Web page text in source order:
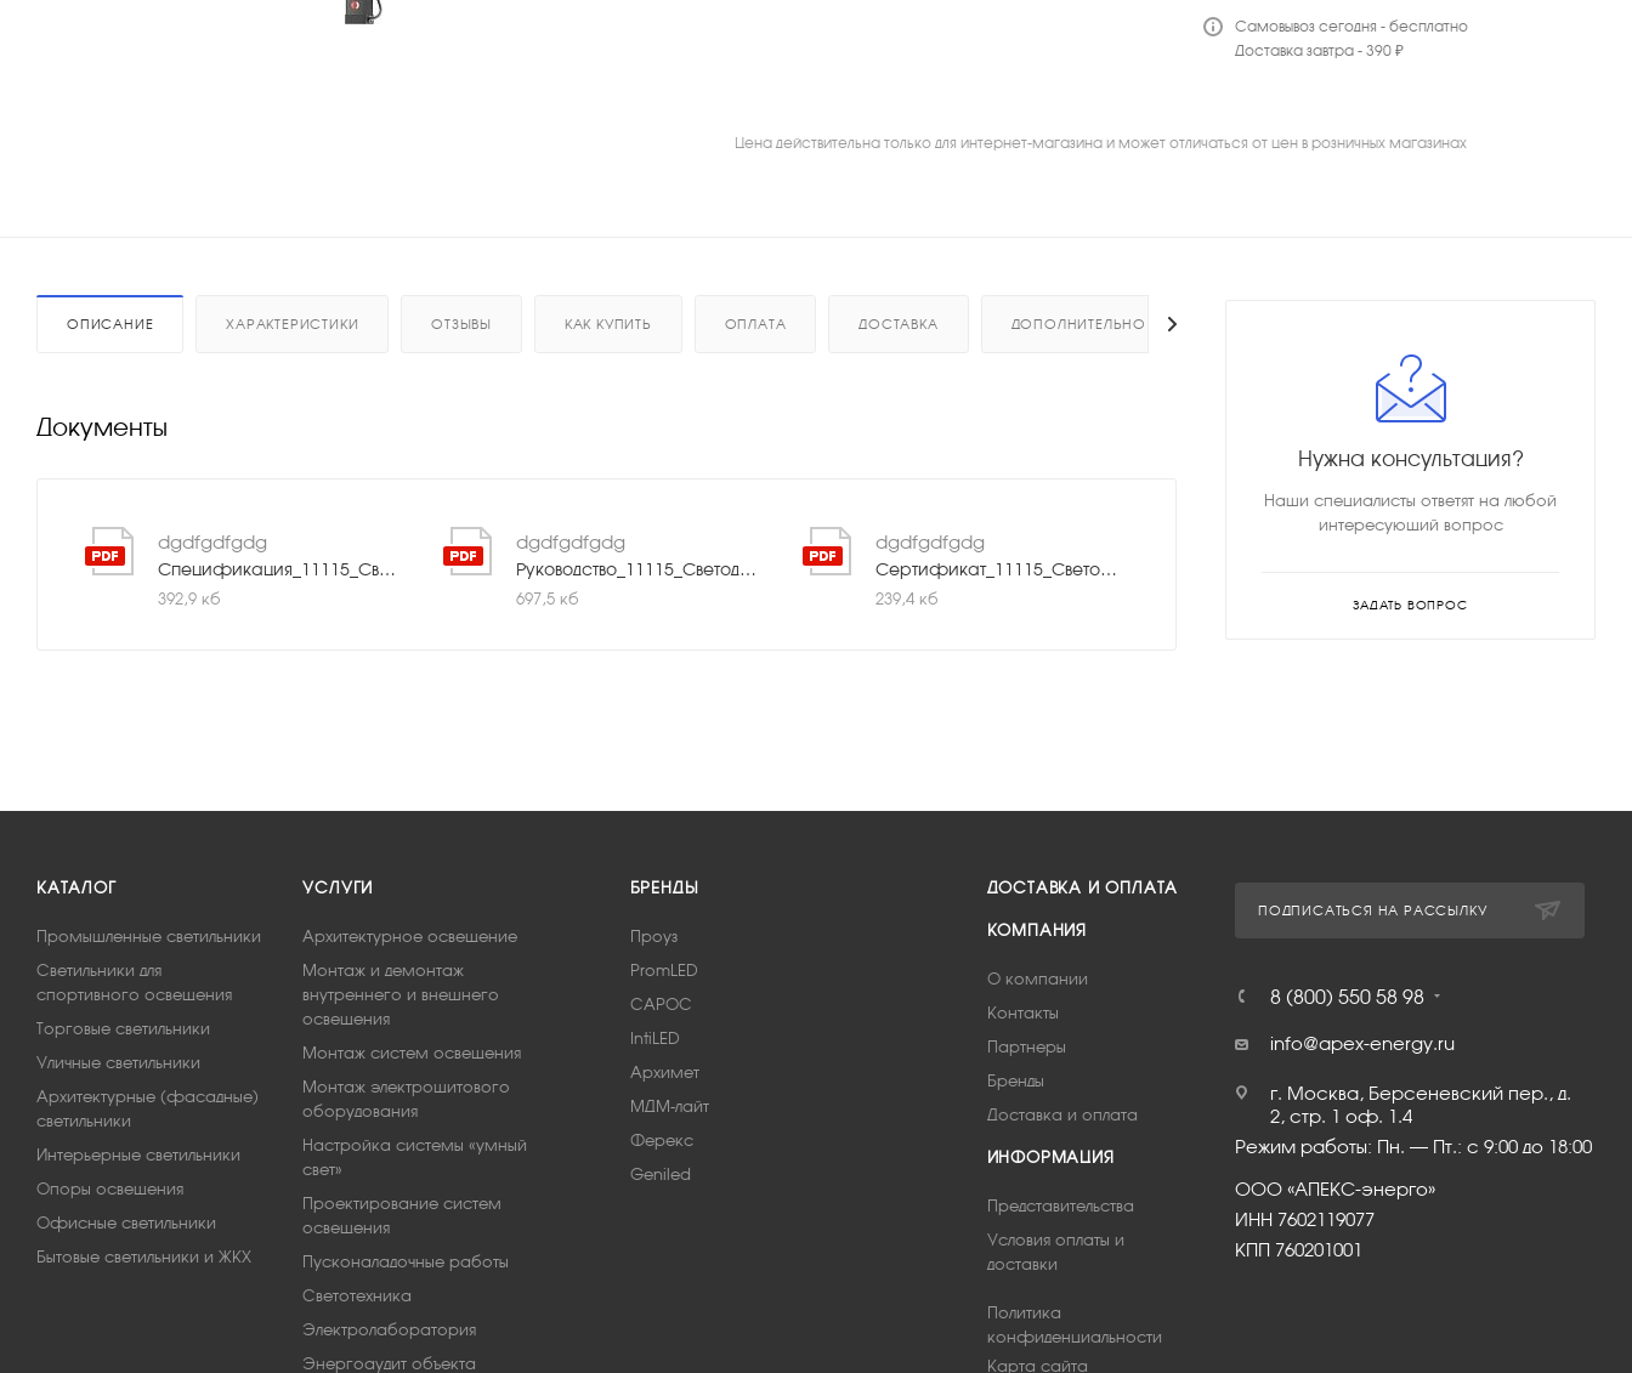
Самовывоз сегодня - бесплатно
Доставка завтра - 390 ₽
Цена действительна только для интернет-магазина и может отличаться от цен в розничных магазинах
ОПИСАНИЕ ХАРАКТЕРИСТИКИ ОТЗЫВЫ КАК КУПИТЬ ОПЛАТА ДОСТАВКА ДОПОЛНИТЕЛЬНО
Документы
dgdfgdfgdg
Спецификация_11115_Светодиодный_линейный_прожектор_Geniled_24W_RGBW_15°.pdf
392,9 кб
dgdfgdfgdg
Руководство_11115_Светодиодный_линейный_прожектор_Geniled_24W_RGBW_15°.pdf
697,5 кб
dgdfgdfgdg
Сертификат_11115_Светодиодный_линейный_прожектор_Geniled_24W_RGBW_15°.pdf
239,4 кб
Нужна консультация?
Наши специалисты ответят на любой
интересующий вопрос
ЗАДАТЬ ВОПРОС
КАТАЛОГ
Промышленные светильники
Светильники для
спортивного освещения
Торговые светильники
Уличные светильники
Архитектурные (фасадные)
светильники
Интерьерные светильники
Опоры освещения
Офисные светильники
Бытовые светильники и ЖКХ
УСЛУГИ
Архитектурное освещение
Монтаж и демонтаж
внутреннего и внешнего
освещения
Монтаж систем освещения
Монтаж электрощитового
оборудования
Настройка системы «умный
свет»
Проектирование систем
освещения
Пусконаладочные работы
Светотехника
Электролаборатория
Энергоаудит объекта
БРЕНДЫ
Проуз
PromLED
САРОС
IntiLED
Архимет
МДМ-лайт
Ферекс
Geniled
ДОСТАВКА И ОПЛАТА
КОМПАНИЯ
О компании
Контакты
Партнеры
Бренды
Доставка и оплата
ИНФОРМАЦИЯ
Представительства
Условия оплаты и
доставки
Политика
конфиденциальности
Карта сайта
ПОДПИСАТЬСЯ НА РАССЫЛКУ
8 (800) 550 58 98
info@apex-energy.ru
г. Москва, Берсеневский пер., д.
2, стр. 1 оф. 1.4
Режим работы: Пн. – Пт.: с 9:00 до 18:00
ООО «АПЕКС-энерго»
ИНН 7602119077
КПП 760201001